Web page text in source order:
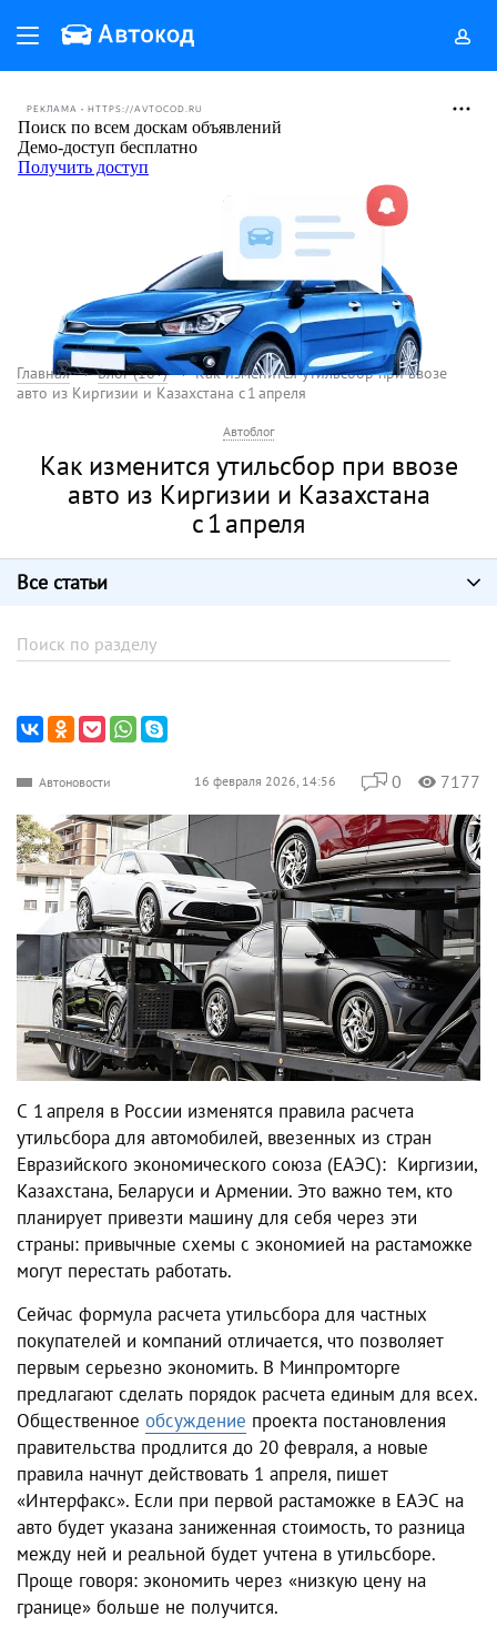
РЕКЛАМА • HTTPS://AVTOCOD.RU
Главная Блог (18+)
Как изменится утильсбор при ввозе
авто из Киргизии и Казахстана с 1 апреля
Автоблог
Как изменится утильсбор при ввозе
авто из Киргизии и Казахстана
с 1 апреля
Все статьи
Автоновости 16 февраля 2026, 14:56 0 7177
С 1 апреля в России изменятся правила расчета
утильсбора для автомобилей, ввезенных из стран
Евразийского экономического союза (ЕАЭС): Киргизии,
Казахстана, Беларуси и Армении. Это важно тем, кто
планирует привезти машину для себя через эти
страны: привычные схемы с экономией на растаможке
могут перестать работать.
Сейчас формула расчета утильсбора для частных
покупателей и компаний отличается, что позволяет
первым серьезно экономить. В Минпромторге
предлагают сделать порядок расчета единым для всех.
Общественное обсуждение проекта постановления
правительства продлится до 20 февраля, а новые
правила начнут действовать 1 апреля, пишет
«Интерфакс». Если при первой растаможке в ЕАЭС на
авто будет указана заниженная стоимость, то разница
между ней и реальной будет учтена в утильсборе.
Проще говоря: экономить через «низкую цену на
границе» больше не получится.